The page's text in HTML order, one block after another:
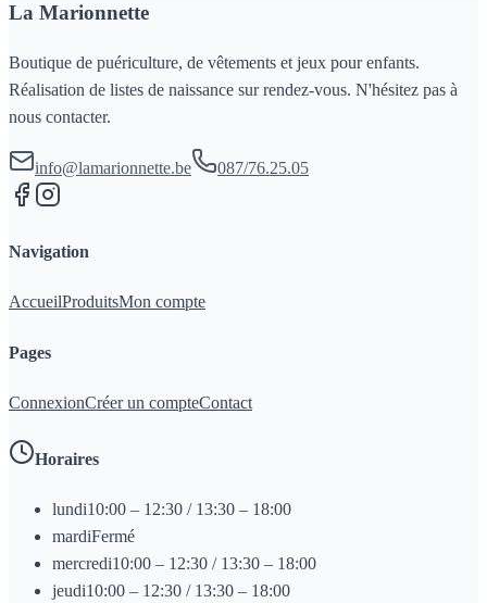
La Marionnette
Boutique de puériculture, de vêtements et jeux pour enfants.
Réalisation de listes de naissance sur rendez-vous. N'hésitez pas à
nous contacter.
info@lamarionnette.be 087/76.25.05
Navigation
AccueilProduitsMon compte
Pages
ConnexionCréer un compteContact
Horaires
lundi10:00 – 12:30 / 13:30 – 18:00
mardiFermé
mercredi10:00 – 12:30 / 13:30 – 18:00
jeudi10:00 – 12:30 / 13:30 – 18:00